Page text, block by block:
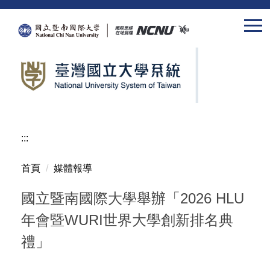
跳
:::
首頁 媒體報導
國立暨南國際大學舉辦「2026 HLU
年會暨WURI世界大學創新排名典
禮」